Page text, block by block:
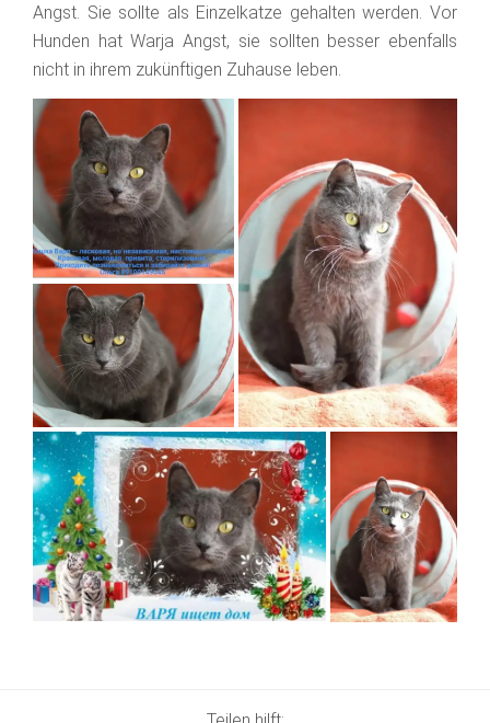
Angst. Sie sollte als Einzelkatze gehalten werden. Vor
Hunden hat Warja Angst, sie sollten besser ebenfalls
nicht in ihrem zukünftigen Zuhause leben.